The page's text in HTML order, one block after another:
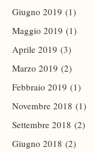
Giugno 2019 (1)
Maggio 2019 (1)
Aprile 2019 (3)
Marzo 2019 (2)
Febbraio 2019 (1)
Novembre 2018 (1)
Settembre 2018 (2)
Giugno 2018 (2)